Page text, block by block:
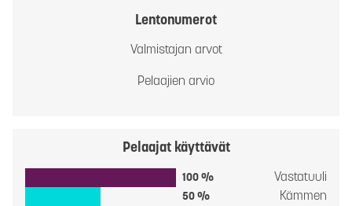
Lentonumerot
Valmistajan arvot
Pelaajien arvio
Pelaajat käyttävät
100 % Vastatuuli
50 % Kämmen